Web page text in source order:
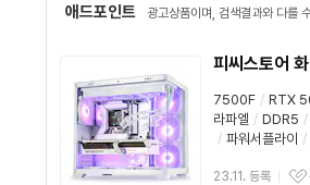
애드포인트 광고상품이며, 검색결과와 다를
피씨스토어
7500F / RTX
라파엘 / DDR5 /
/ 파워서플라이 /
23.11. 등록